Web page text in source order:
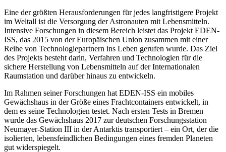
Eine der größten Herausforderungen für jedes langfristigere Projekt
im Weltall ist die Versorgung der Astronauten mit Lebensmitteln.
Intensive Forschungen in diesem Bereich leistet das Projekt EDEN-
ISS, das 2015 von der Europäischen Union zusammen mit einer
Reihe von Technologiepartnern ins Leben gerufen wurde. Das Ziel
des Projekts besteht darin, Verfahren und Technologien für die
sichere Herstellung von Lebensmitteln auf der Internationalen
Raumstation und darüber hinaus zu entwickeln.
Im Rahmen seiner Forschungen hat EDEN-ISS ein mobiles
Gewächshaus in der Größe eines Frachtcontainers entwickelt, in
dem es seine Technologien testet. Nach ersten Tests in Bremen
wurde das Gewächshaus 2017 zur deutschen Forschungsstation
Neumayer-Station III in der Antarktis transportiert – ein Ort, der die
isolierten, lebensfeindlichen Bedingungen eines fremden Planeten
gut widerspiegelt.